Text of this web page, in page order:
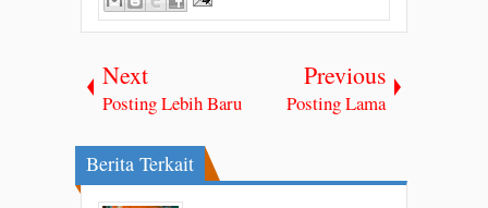
Next
Posting Lebih Baru
Previous
Posting Lama
Berita Terkait